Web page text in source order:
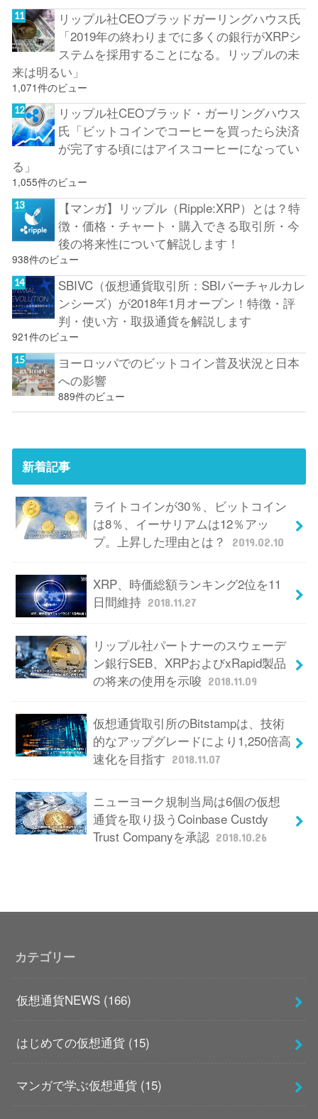
リップル社CEOブラッドガーリングハウス氏
「2019年の終わりまでに多くの銀行がXRPシ
ステムを採用することになる。リップルの未
来は明るい」
1,071件のビュー
リップル社CEOブラッド・ガーリングハウス
氏「ビットコインでコーヒーを買ったら決済
が完了する頃にはアイスコーヒーになってい
る」
1,055件のビュー
【マンガ】リップル（Ripple:XRP）とは？特
徴・価格・チャート・購入できる取引所・今
後の将来性について解説します！
938件のビュー
SBIVC（仮想通貨取引所：SBIバーチャルカレ
ンシーズ）が2018年1月オープン！特徴・評
判・使い方・取扱通貨を解説します
921件のビュー
ヨーロッパでのビットコイン普及状況と日本
への影響
889件のビュー
新着記事
ライトコインが30％、ビットコイン
は8％、イーサリアムは12％アッ
プ。上昇した理由とは？
2019.02.10
XRP、時価総額ランキング2位を11
日間維持 2018.11.27
リップル社パートナーのスウェーデ
ン銀行SEB、XRPおよびxRapid製品
の将来の使用を示唆
2018.11.09
仮想通貨取引所のBitstampは、技術
的なアップグレードにより1,250倍高
速化を目指す
2018.11.07
ニューヨーク規制当局は6個の仮想
通貨を取り扱うCoinbase Custdy
Trust Companyを承認 2018.10.26
カテゴリー
仮想通貨NEWS (166)
はじめての仮想通貨 (15)
マンガで学ぶ仮想通貨 (15)